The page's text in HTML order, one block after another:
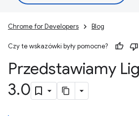
Chrome for Developers Blog
Czy te wskazówki były pomocne?
Przedstawiamy
3.0